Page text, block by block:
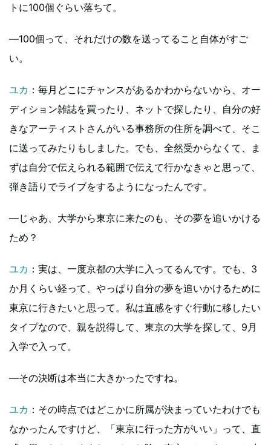
トに100個ぐらい落ちて。
―100個って、それだけの数を送ってること自体がすご
い。
ユカ ：毎月どこにチャンスがあるかわからないから、オー
ディション雑誌を買ったり、ネットで探したり、自分の好
きなアーティストさんがいる事務所の住所を調べて、そこ
に送ってみたりもしました。でも、全然受からなくて、ま
ずは自分で伝えられる範囲で伝えて行かなきゃと思って、
弾き語りでライブをするようになったんです。
―じゃあ、大学から東京に来たのも、その夢を追いかける
ため？
ユカ ：実は、一度京都の大学に入ってるんです。でも、3
か月くらい経って、やっぱり自分の夢を追いかけるために
東京に行きたいと思って。私は直感をすぐ行動に移したい
タイプなので、親を説得して、東京の大学を探して、9月
入学で入って。
―その決断は本当に大きかったですね。
ユカ ：その時点ではどこかに所属が決まっていたわけでも
なかったんですけど、「東京に行った方がいい」って、直